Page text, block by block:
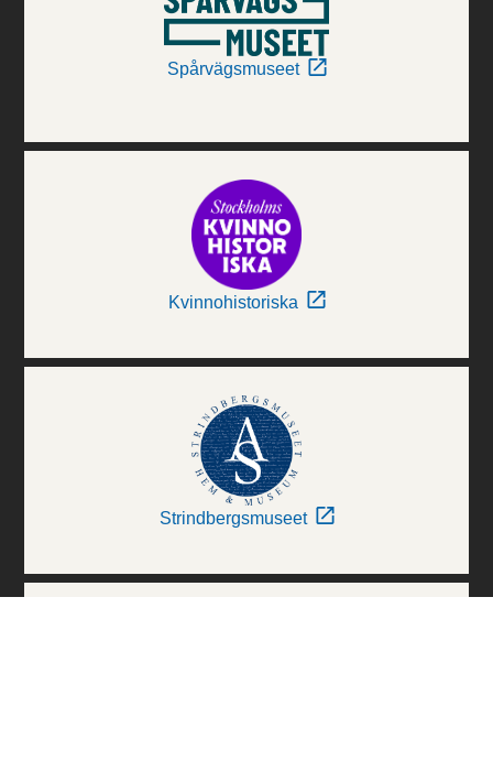
Spårvägsmuseet
Kvinnohistoriska
Strindbergsmuseet